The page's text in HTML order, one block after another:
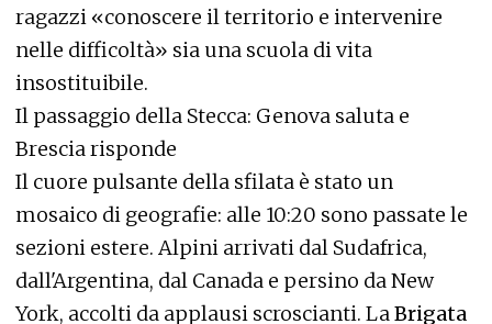
ragazzi «conoscere il territorio e intervenire
nelle difficoltà» sia una scuola di vita
insostituibile.
Il passaggio della Stecca: Genova saluta e
Brescia risponde
Il cuore pulsante della sfilata è stato un
mosaico di geografie: alle 10:20 sono passate le
sezioni estere. Alpini arrivati dal Sudafrica,
dall'Argentina, dal Canada e persino da New
York, accolti da applausi scroscianti. La Brigata